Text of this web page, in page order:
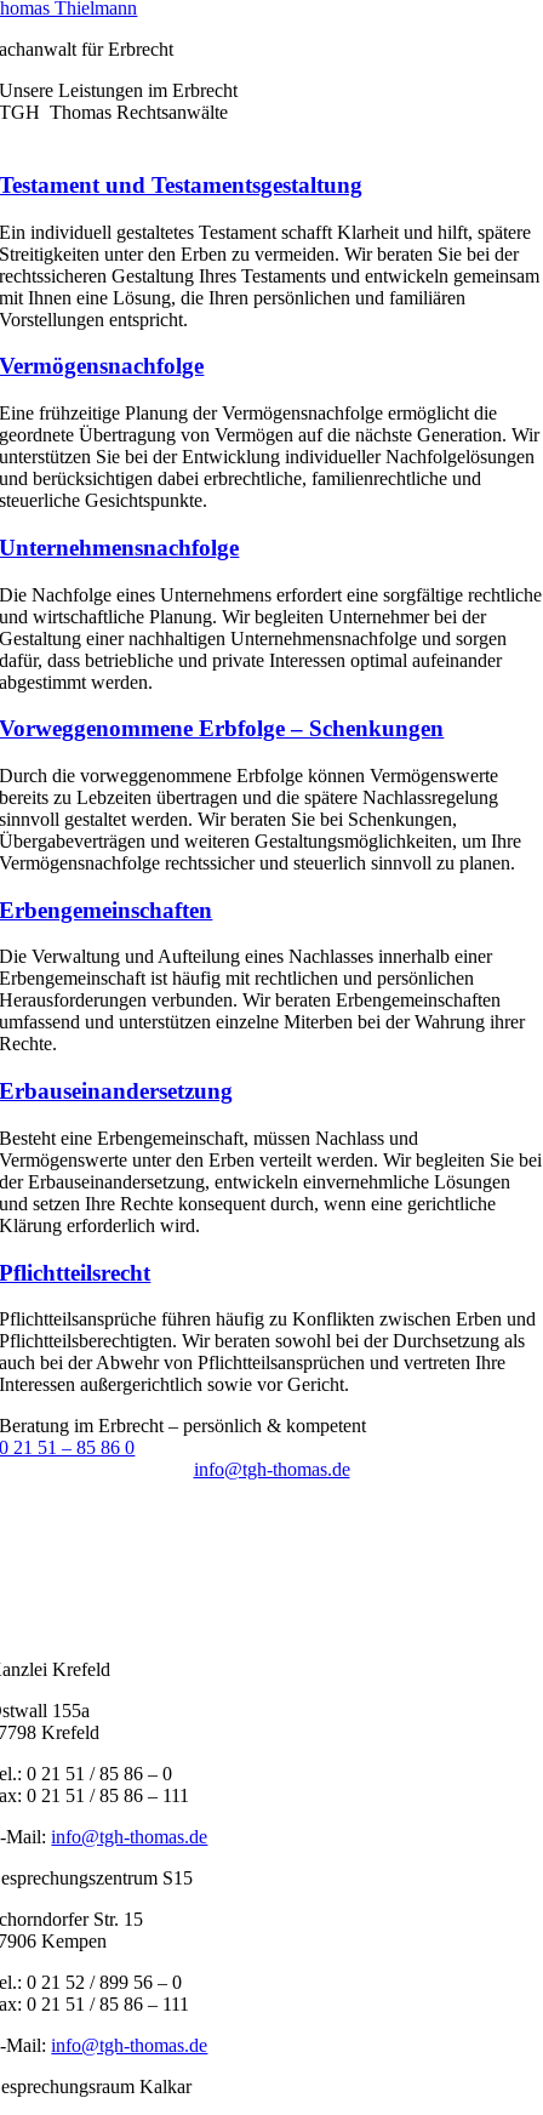
Thielmann
für Erbrecht
Unsere Leistungen im Erbrecht
TGH Thomas Rechtsanwälte
Testament und Testamentsgestaltung
Ein individuell gestaltetes Testament schafft Klarheit und hilft, spätere
Streitigkeiten unter den Erben zu vermeiden. Wir beraten Sie bei der
rechtssicheren Gestaltung Ihres Testaments und entwickeln gemeinsam
mit Ihnen eine Lösung, die Ihren persönlichen und familiären
Vorstellungen entspricht.
Vermögensnachfolge
Eine frühzeitige Planung der Vermögensnachfolge ermöglicht die
geordnete Übertragung von Vermögen auf die nächste Generation. Wir
unterstützen Sie bei der Entwicklung individueller Nachfolgelösungen
und berücksichtigen dabei erbrechtliche, familienrechtliche und
steuerliche Gesichtspunkte.
Unternehmensnachfolge
Die Nachfolge eines Unternehmens erfordert eine sorgfältige rechtliche
und wirtschaftliche Planung. Wir begleiten Unternehmer bei der
Gestaltung einer nachhaltigen Unternehmensnachfolge und sorgen
dafür, dass betriebliche und private Interessen optimal aufeinander
abgestimmt werden.
Vorweggenommene Erbfolge – Schenkungen
Durch die vorweggenommene Erbfolge können Vermögenswerte
bereits zu Lebzeiten übertragen und die spätere Nachlassregelung
sinnvoll gestaltet werden. Wir beraten Sie bei Schenkungen,
Übergabeverträgen und weiteren Gestaltungsmöglichkeiten, um Ihre
Vermögensnachfolge rechtssicher und steuerlich sinnvoll zu planen.
Erbengemeinschaften
Die Verwaltung und Aufteilung eines Nachlasses innerhalb einer
Erbengemeinschaft ist häufig mit rechtlichen und persönlichen
Herausforderungen verbunden. Wir beraten Erbengemeinschaften
umfassend und unterstützen einzelne Miterben bei der Wahrung ihrer
Rechte.
Erbauseinandersetzung
Besteht eine Erbengemeinschaft, müssen Nachlass und
Vermögenswerte unter den Erben verteilt werden. Wir begleiten Sie bei
der Erbauseinandersetzung, entwickeln einvernehmliche Lösungen
und setzen Ihre Rechte konsequent durch, wenn eine gerichtliche
Klärung erforderlich wird.
Pflichtteilsrecht
Pflichtteilsansprüche führen häufig zu Konflikten zwischen Erben und
Pflichtteilsberechtigten. Wir beraten sowohl bei der Durchsetzung als
auch bei der Abwehr von Pflichtteilsansprüchen und vertreten Ihre
Interessen außergerichtlich sowie vor Gericht.
Beratung im Erbrecht – persönlich & kompetent
0 21 51 – 85 86 0
info@tgh-thomas.de
Krefeld
155a
Krefeld
0 21 51 / 85 86 – 0
0 21 51 / 85 86 – 111
Mail:info@tgh-thomas.de
S15
Str. 15
Kempen
0 21 52 / 899 56 – 0
0 21 51 / 85 86 – 111
Mail:info@tgh-thomas.de
Kalkar